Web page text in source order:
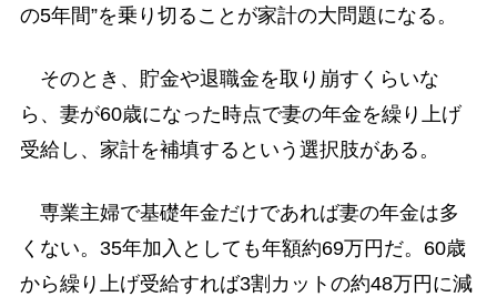
の5年間”を乗り切ることが家計の大問題になる。
そのとき、貯金や退職金を取り崩すくらいな
ら、妻が60歳になった時点で妻の年金を繰り上げ
受給し、家計を補填するという選択肢がある。
専業主婦で基礎年金だけであれば妻の年金は多
くない。35年加入としても年額約69万円だ。60歳
から繰り上げ受給すれば3割カットの約48万円に減